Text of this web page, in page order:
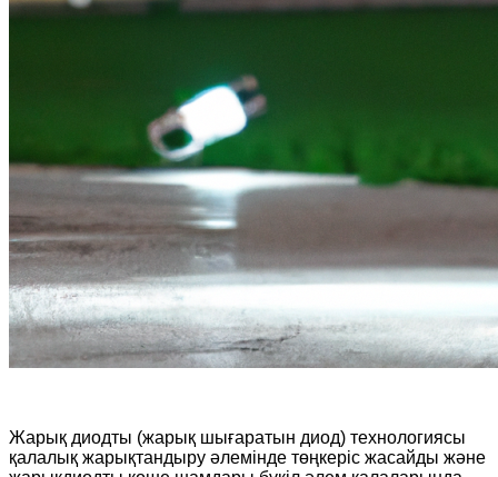
Жарық диодты (жарық шығаратын диод) технологиясы
қалалық жарықтандыру әлемінде төңкеріс жасайды және